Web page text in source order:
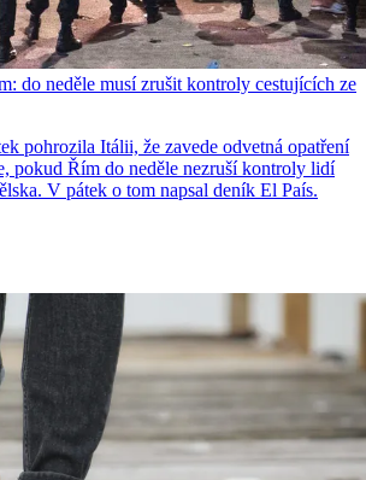
do neděle musí zrušit kontroly cestujících ze
pohrozila Itálii, že zavede odvetná opatření
pokud Řím do neděle nezruší kontroly lidí
V pátek o tom napsal deník El País.